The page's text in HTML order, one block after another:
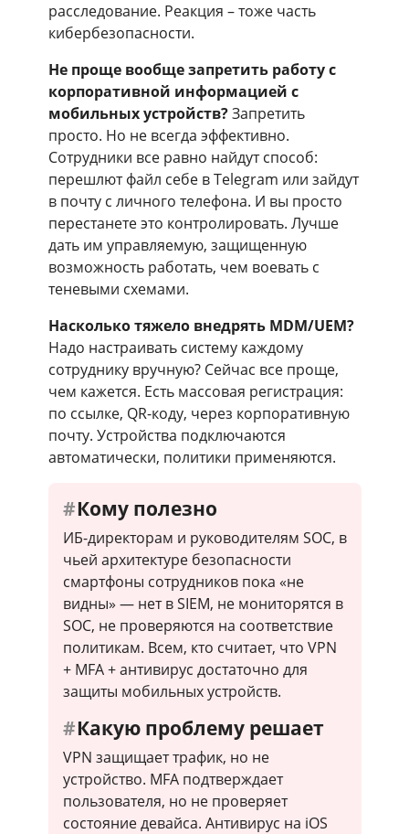
расследование. Реакция – тоже часть
кибербезопасности.
Не проще вообще запретить работу с
корпоративной информацией с
мобильных устройств?Запретить
просто. Но не всегда эффективно.
Сотрудники все равно найдут способ:
перешлют файл себе в Telegram или зайдут
в почту с личного телефона. И вы просто
перестанете это контролировать. Лучше
дать им управляемую, защищенную
возможность работать, чем воевать с
теневыми схемами.
Насколько тяжело внедрять MDM/UEM?
Надо настраивать систему каждому
сотруднику вручную? Сейчас все проще,
чем кажется. Есть массовая регистрация:
по ссылке, QR-коду, через корпоративную
почту. Устройства подключаются
автоматически, политики применяются.
Кому полезно
ИБ-директорам и руководителям SOC, в
чьей архитектуре безопасности
смартфоны сотрудников пока «не
видны» — нет в SIEM, не мониторятся в
SOC, не проверяются на соответствие
политикам. Всем, кто считает, что VPN
+ MFA + антивирус достаточно для
защиты мобильных устройств.
Какую проблему решает
VPN защищает трафик, но не
устройство. MFA подтверждает
пользователя, но не проверяет
состояние девайса. Антивирус на iOS